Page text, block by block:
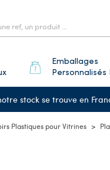
Emballages
Personnalisés
stock se trouve en
Plastiques pour Vitrines